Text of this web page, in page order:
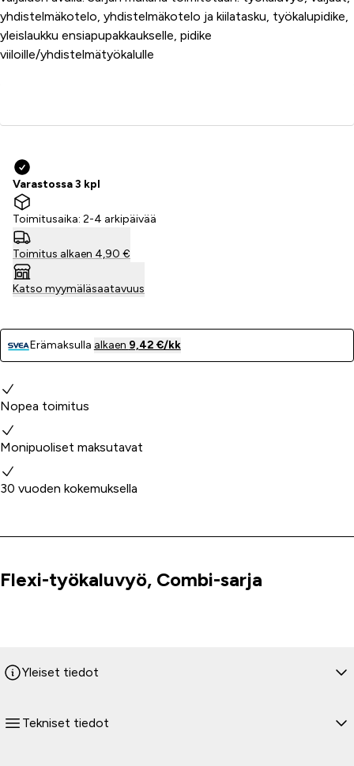
yhdistelmäkotelo, yhdistelmäkotelo ja kiilatasku, työkalupidike,
yleislaukku ensiapupakkaukselle, pidike
viiloille/yhdistelmätyökalulle
Varastossa 3 kpl
Toimitusaika: 2-4 arkipäivää
Toimitus alkaen 4,90 €
Katso myymäläsaatavuus
Erämaksulla alkaen 9,42 €/kk
Miksi valita meidät?
Nopea toimitus
Monipuoliset maksutavat
30 vuoden kokemuksella
Tuoteinfo
Flexi-työkaluvyö, Combi-sarja
Yleiset tiedot
Tekniset tiedot